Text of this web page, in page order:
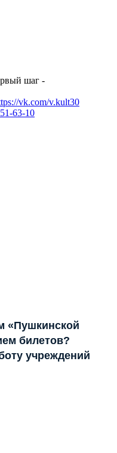
шаг -
vk.com/v.kult30
63-10
«Пушкинской
билетов?
учреждений